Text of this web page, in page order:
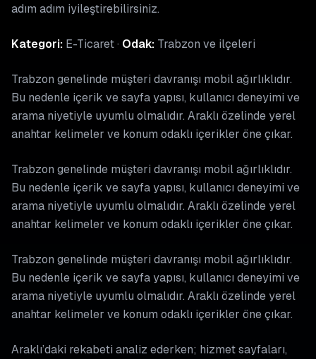
adım adım iyileştirebilirsiniz.
Kategori: E-Ticaret · Odak: Trabzon ve ilçeleri
Trabzon genelinde müşteri davranışı mobil ağırlıklıdır.
Bu nedenle içerik ve sayfa yapısı, kullanıcı deneyimi ve
arama niyetiyle uyumlu olmalıdır. Araklı özelinde yerel
anahtar kelimeler ve konum odaklı içerikler öne çıkar.
Trabzon genelinde müşteri davranışı mobil ağırlıklıdır.
Bu nedenle içerik ve sayfa yapısı, kullanıcı deneyimi ve
arama niyetiyle uyumlu olmalıdır. Araklı özelinde yerel
anahtar kelimeler ve konum odaklı içerikler öne çıkar.
Trabzon genelinde müşteri davranışı mobil ağırlıklıdır.
Bu nedenle içerik ve sayfa yapısı, kullanıcı deneyimi ve
arama niyetiyle uyumlu olmalıdır. Araklı özelinde yerel
anahtar kelimeler ve konum odaklı içerikler öne çıkar.
Araklı’daki rekabeti analiz ederken; hizmet sayfaları,